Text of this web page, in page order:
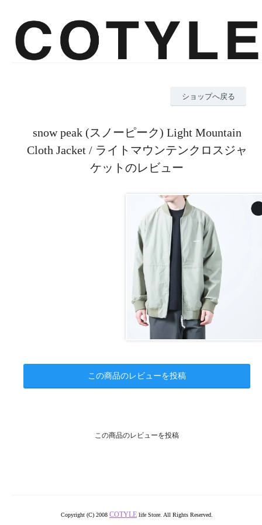
ショップへ戻る
snow peak (スノーピーク) Light Mountain
Cloth Jacket / ライトマウンテンクロスジャ
ケットのレビュー
この商品のレビューを投稿
この商品のレビューを投稿
Copyright (C) 2008 COTYLE life Store. All Rights Reserved.